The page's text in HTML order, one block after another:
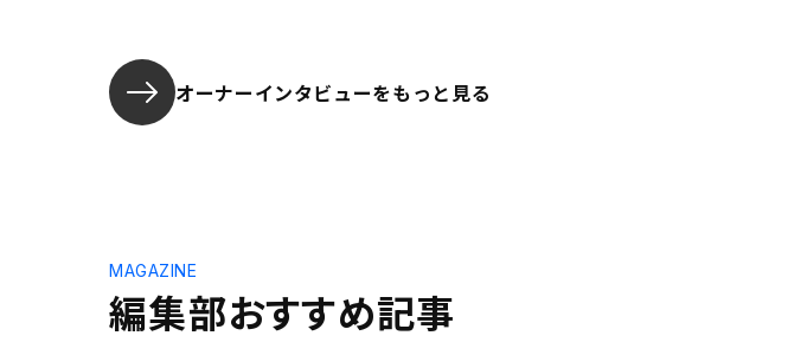
オーナーインタビューをもっと見る
編集部おすすめ記事
MAGAZINE